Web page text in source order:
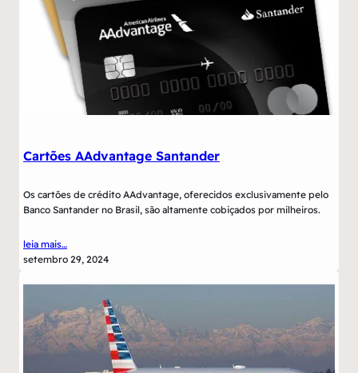
Cartões AAdvantage Santander
Os cartões de crédito AAdvantage, oferecidos exclusivamente pelo
Banco Santander no Brasil, são altamente cobiçados por milheiros.
leia mais…
setembro 29, 2024